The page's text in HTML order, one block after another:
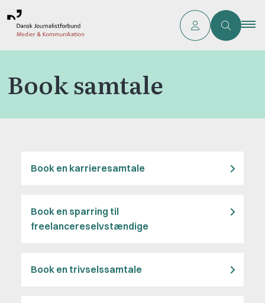
Book samtale
Book en karrieresamtale
Book en sparring til
freelancereselvstændige
Book en trivselssamtale